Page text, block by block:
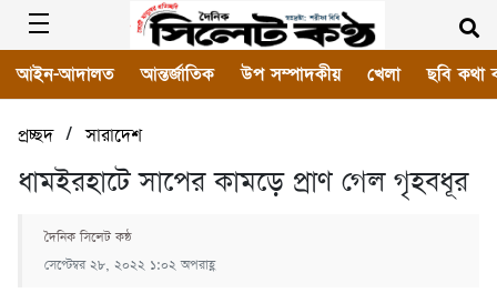
আইন-আদালত আন্তর্জাতিক উপ সম্পাদকীয় খেলা ছবি কথা
প্রচ্ছদ/সারাদেশ
ধামইরহাটে সাপের কামড়ে প্রাণ গেল গৃহবধূর
দৈনিক সিলেট কন্ঠ
সেপ্টেম্বর ২৮, ২০২২ ১:০২ অপরাহ্ণ